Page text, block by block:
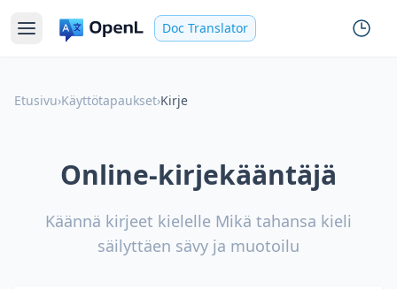
Doc Translator
Etusivu›Käyttötapaukset›Kirje
Online-kirjekääntäjä
Käännä kirjeet kielelle Mikä tahansa kieli
säilyttäen sävy ja muotoilu